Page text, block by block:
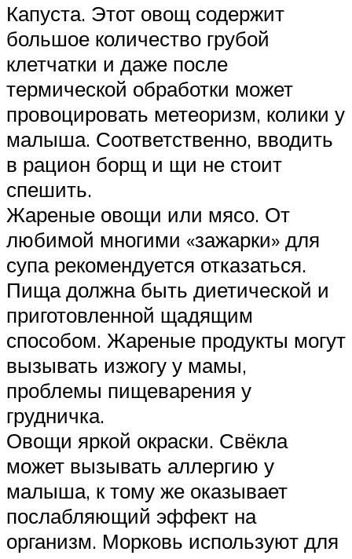
Капуста. Этот овощ содержит
большое количество грубой
клетчатки и даже после
термической обработки может
провоцировать метеоризм, колики у
малыша. Соответственно, вводить
в рацион борщ и щи не стоит
спешить.
Жареные овощи или мясо. От
любимой многими «зажарки» для
супа рекомендуется отказаться.
Пища должна быть диетической и
приготовленной щадящим
способом. Жареные продукты могут
вызывать изжогу у мамы,
проблемы пищеварения у
грудничка.
Овощи яркой окраски. Свёкла
может вызывать аллергию у
малыша, к тому же оказывает
послабляющий эффект на
организм. Морковь используют для